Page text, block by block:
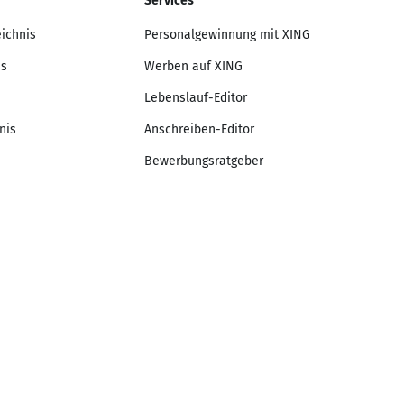
Personalgewinnung mit XING
Werben auf XING
Lebenslauf-Editor
Anschreiben-Editor
Bewerbungsratgeber